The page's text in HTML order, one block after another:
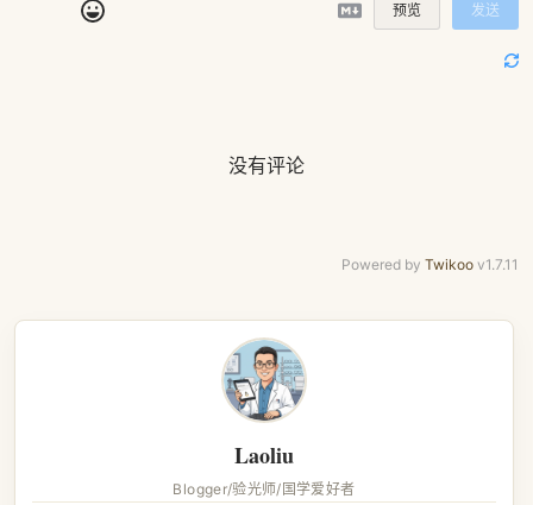
预览 发送
没有评论
Powered by Twikoo v1.7.11
Laoliu
Blogger/验光师/国学爱好者